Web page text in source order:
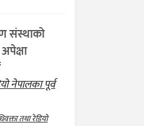
संस्थाको
नेपालका पूर्व
तथा रेडियो